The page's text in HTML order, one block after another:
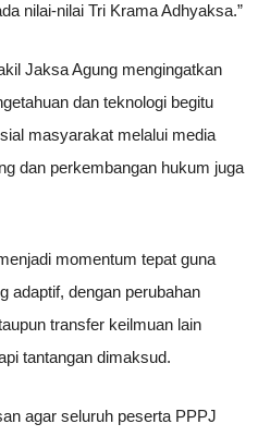
nilai-nilai Tri Krama Adhyaksa.”
Jaksa Agung mengingatkan
dan teknologi begitu
masyarakat melalui media
dan perkembangan hukum juga
momentum tepat guna
adaptif, dengan perubahan
transfer keilmuan lain
tantangan dimaksud.
agar seluruh peserta PPPJ